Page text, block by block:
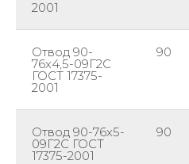
2001
Отвод 90-
76х4,5-09Г2С
ГОСТ 17375-
2001
90
Отвод 90-76х5-
09Г2С ГОСТ
17375-2001
90